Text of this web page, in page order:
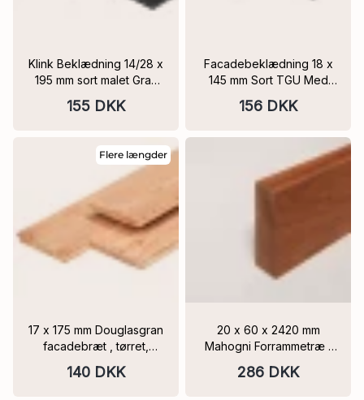
Klink Beklædning 14/28 x
195 mm sort malet Gran
FSC
155 DKK
Facadebeklædning 18 x
145 mm Sort TGU Med
156 DKK
Flere længder
17 x 175 mm Douglasgran
facadebræt , tørret,
savet på 1 side, affaset på
140 DKK
20 x 60 x 2420 mm
Mahogni Forrammetræ /
286 DKK